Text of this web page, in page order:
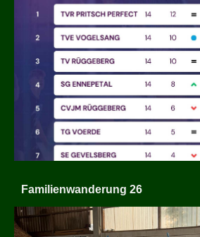
Familienwanderung 26